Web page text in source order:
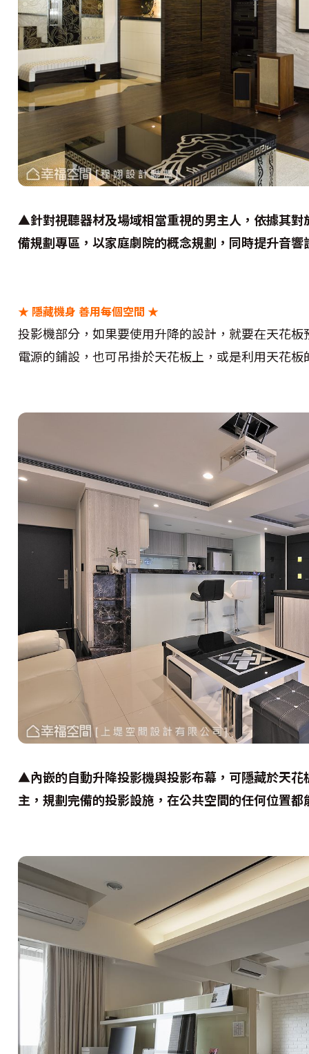
▲針對視聽器材及場域相當重視的男主人，依據其
備規劃專區，以家庭劇院的概念規劃，同時提升音響
★ 隱藏機身 善用每個空間 ★
投影機部分，如果要使用升降的設計，就要在天花
電源的鋪設，也可吊掛於天花板上，或是利用天花
▲內嵌的自動升降投影機與投影布幕，可隱藏於天
主，規劃完備的投影設施，在公共空間的任何位置都